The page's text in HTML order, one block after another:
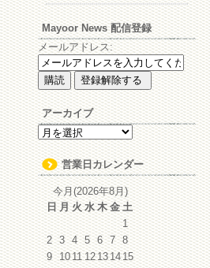
Mayoor News 配信登録
メールアドレス:
アーカイブ
ア
ー
カ
イ
ブ
営業日カレンダー
今月(2026年8月)
日 月 火 水 木 金 土
1
2 3 4 5 6 7 8
9
10 11 12 13 14 15